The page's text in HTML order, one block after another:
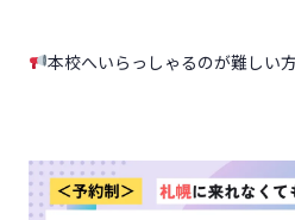
本校へいらっしゃるのが難しい